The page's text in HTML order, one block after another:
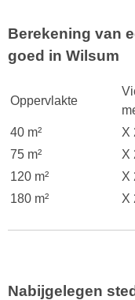
Berekening van
goed in Wilsum
Oppervlakte
40 m²
X
75 m²
X
120 m²
X
180 m²
X
Nabijgelegen